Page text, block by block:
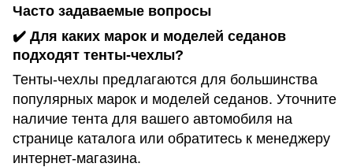
Часто задаваемые вопросы
✔️ Для каких марок и моделей седанов
подходят тенты-чехлы?
Тенты-чехлы предлагаются для большинства
популярных марок и моделей седанов. Уточните
наличие тента для вашего автомобиля на
странице каталога или обратитесь к менеджеру
интернет-магазина.